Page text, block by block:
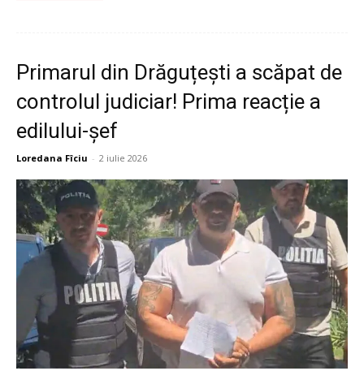
Primarul din Drăguțești a scăpat de
controlul judiciar! Prima reacție a
edilului-șef
Loredana Fîciu - 2 iulie 2026